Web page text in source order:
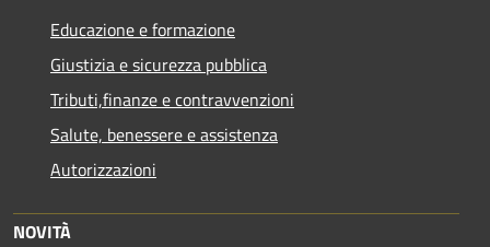
Educazione e formazione
Giustizia e sicurezza pubblica
Tributi,finanze e contravvenzioni
Salute, benessere e assistenza
Autorizzazioni
NOVITÀ